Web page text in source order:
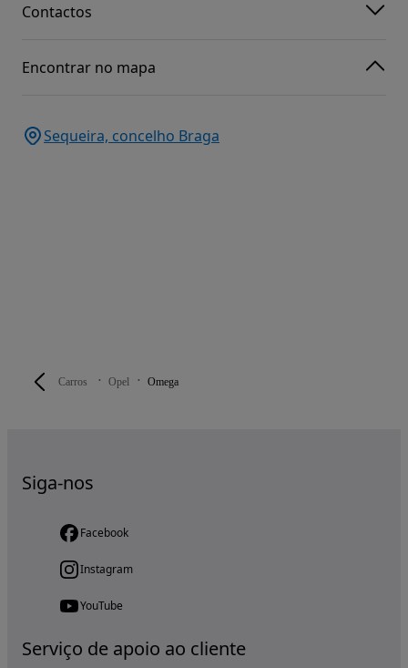
Carros Opel Omega
Contactos
Encontrar no mapa
Sequeira, concelho Braga
Siga-nos
Facebook
Instagram
YouTube
Serviço de apoio ao cliente